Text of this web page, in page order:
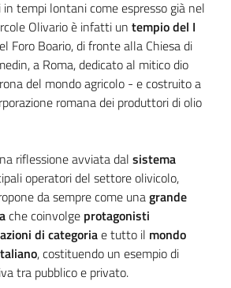
tempi lontani come espresso già nel
Olivario è infatti un tempio del I
Foro Boario, di fronte alla Chiesa di
a Roma, dedicato al mitico dio
del mondo agricolo - e costruito a
romana dei produttori di olio
riflessione avviata dal sistema
operatori del settore olivicolo,
da sempre come unagrande
che coinvolge protagonisti
di categoriae tutto il mondo
, costituendo un esempio di
tra pubblico e privato.